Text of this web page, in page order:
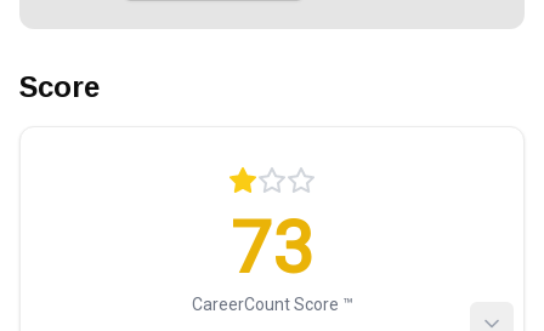
Score
73
CareerCount Score ™️